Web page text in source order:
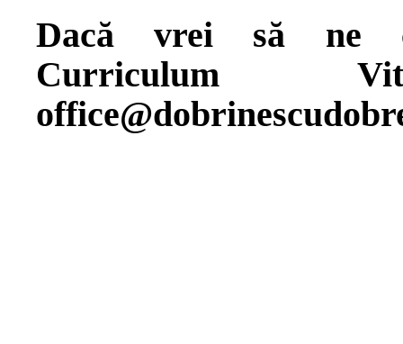
Dacă vrei să ne
Curriculum